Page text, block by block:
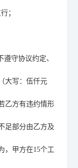
；
遵守协议约定、
（大写：伍仟元
乙方有违约情形
足部分由乙方及
，甲方在15个工